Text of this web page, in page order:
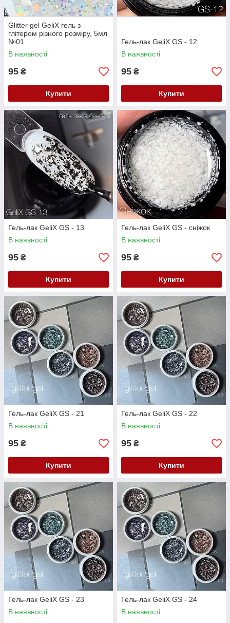
Glitter gel GeliX гель з
глітером різного розміру, 5мл
№01
В наявності
95 ₴
Купити
Гель-лак GeliX GS - 12
В наявності
95 ₴
Купити
Гель-лак GeliX GS - 13
В наявності
95 ₴
Купити
Гель-лак GeliX GS - сніжок
В наявності
95 ₴
Купити
Гель-лак GeliX GS - 21
В наявності
95 ₴
Купити
Гель-лак GeliX GS - 22
В наявності
95 ₴
Купити
Гель-лак GeliX GS - 23
В наявності
Гель-лак GeliX GS - 24
В наявності